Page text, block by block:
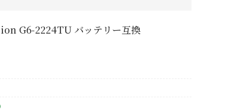
G6-2224TU バッテリー互換